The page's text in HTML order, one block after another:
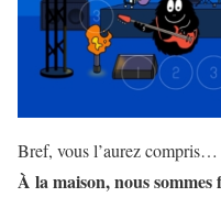
Bref, vous l’aurez compris…
À la maison, nous